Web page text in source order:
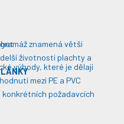
znamená větší
životnosti plachty a
výhody, které je dělají
mezi PE a PVC
požadavcích